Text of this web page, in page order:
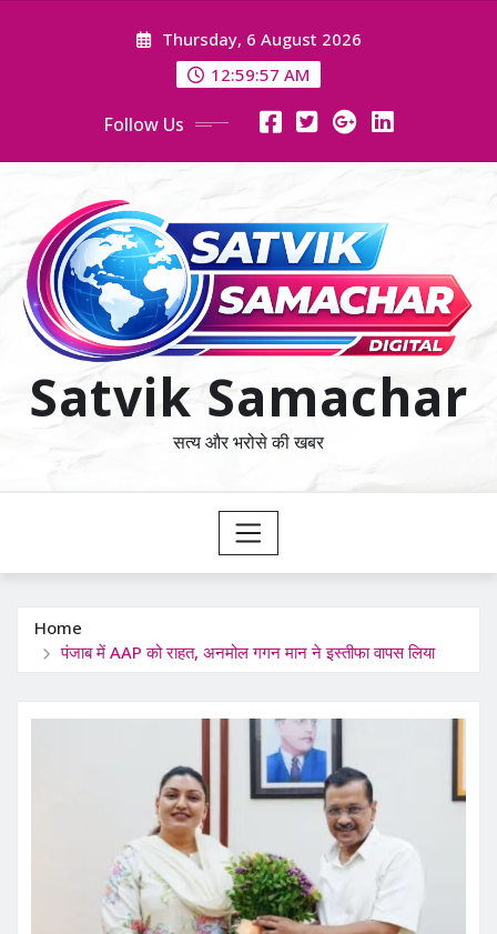
Thursday, 6 August 2026
12:59:57 AM
Follow Us
Satvik Samachar
सत्य और भरोसे की खबर
Home
पंजाब में AAP को राहत, अनमोल गगन मान ने इस्तीफा वापस लिया